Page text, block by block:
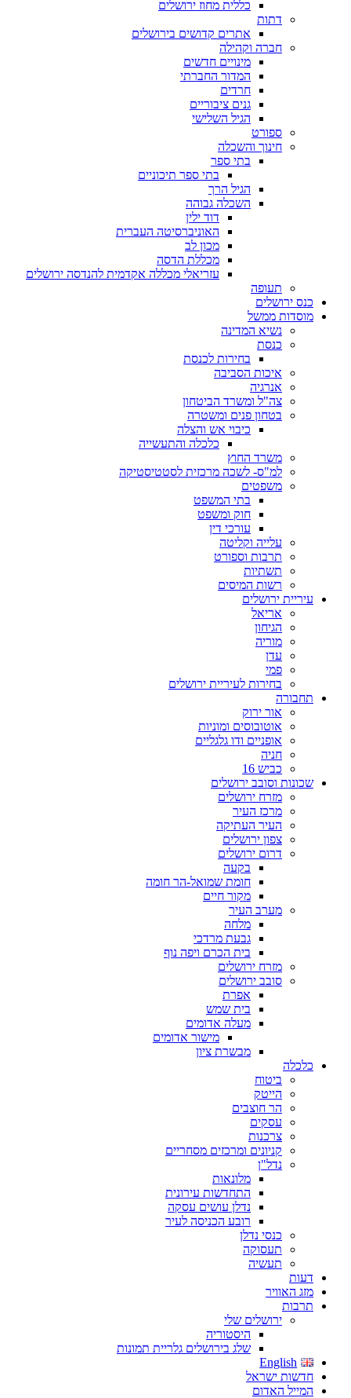
כללית מחוז ירושלים
דתות
אתרים קדושים בירושלים
חברה וקהילה
מינויים חדשים
המדור החברתי
חרדים
גנים ציבוריים
הגיל השלישי
ספורט
חינוך והשכלה
בתי ספר
בתי ספר תיכוניים
הגיל הרך
השכלה גבוהה
דוד ילין
האוניברסיטה העברית
מכון לב
מכללת הדסה
עזריאלי מכללה אקדמית להנדסה ירושלים
תעופה
כנס ירושלים
מוסדות ממשל
נשיא המדינה
כנסת
בחירות לכנסת
איכות הסביבה
אנרגיה
צה"ל ומשרד הביטחון
בטחון פנים ומשטרה
כיבוי אש והצלה
כלכלה והתעשייה
משרד החוץ
למ"ס- לשכה מרכזית לסטטיסטיקה
משפטים
בתי המשפט
חוק ומשפט
עורכי דין
עלייה וקליטה
תרבות וספורט
תשתיות
רשות המיסים
עיריית ירושלים
אריאל
הגיחון
מוריה
עדן
פמי
בחירות לעיריית ירושלים
תחבורה
אור ירוק
אוטובוסים ומוניות
אופניים ודו גלגליים
חניה
כביש 16
שכונות וסובב ירושלים
מזרח ירושלים
מרכז העיר
העיר העתיקה
צפון ירושלים
דרום ירושלים
בקעה
חומת שמואל-הר חומה
מקור חיים
מערב העיר
מלחה
גבעת מרדכי
בית הכרם ויפה נוף
מזרח ירושלים
סובב ירושלים
אפרת
בית שמש
מעלה אדומים
מישור אדומים
מבשרת ציון
כלכלה
ביטוח
הייטק
הר חוצבים
עסקים
צרכנות
קניונים ומרכזים מסחריים
נדל"ן
מלונאות
התחדשות עירונית
נדלן עושים עסקה
רובע הכניסה לעיר
כנסי נדלן
תעסוקה
תעשיה
דעות
מזג האוויר
תרבות
ירושלים שלי
היסטוריה
שלג בירושלים גלריית תמונות
English
חדשות ישראל
המייל האדום